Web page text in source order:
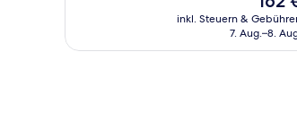
Preis
inkl. Steuern &
7. Aug.–8.